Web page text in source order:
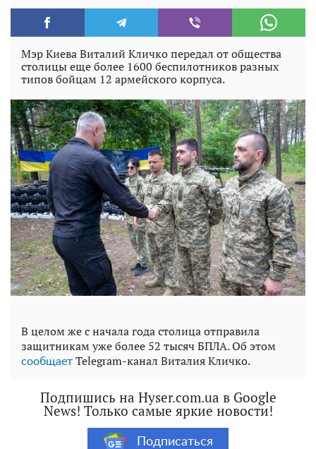
Мэр Киева Виталий Кличко передал от общества
столицы еще более 1600 беспилотников разных
типов бойцам 12 армейского корпуса.
В целом же с начала года столица отправила
защитникам уже более 52 тысяч БПЛА. Об этом
сообщает Telegram-канал Виталия Кличко.
Подпишись на Hyser.com.ua в Google
News! Только самые яркие новости!
Подписаться